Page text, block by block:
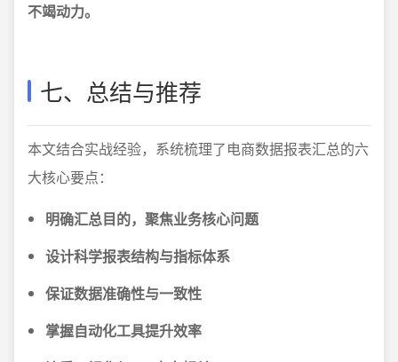
不竭动力。
七、总结与推荐
本文结合实战经验，系统梳理了电商数据报表汇总的六
大核心要点：
明确汇总目的，聚焦业务核心问题
设计科学报表结构与指标体系
保证数据准确性与一致性
掌握自动化工具提升效率